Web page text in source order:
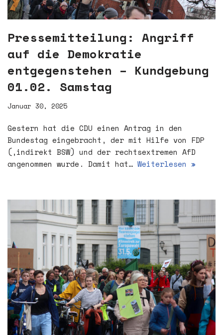
Pressemitteilung: Angriff
auf die Demokratie
entgegenstehen – Kundgebung
01.02. Samstag
Januar 30, 2025
Gestern hat die CDU einen Antrag in den
Bundestag eingebracht, der mit Hilfe von FDP
(,indirekt BSW) und der rechtsextremen AfD
angenommen wurde. Damit hat… Weiterlesen »